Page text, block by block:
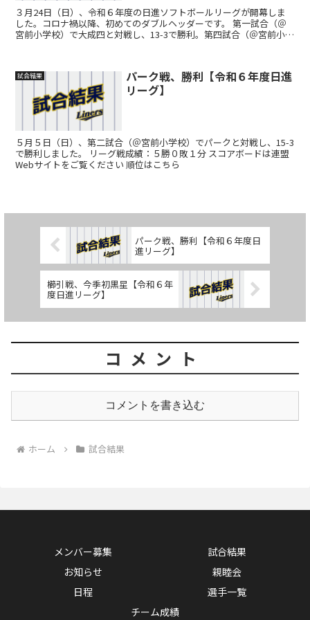
３月24日（日）、令和６年度の日進ソフトボールリーグが開幕しま
した。コロナ禍以降、初めてのダブルヘッダーです。 第一試合（＠
宮前小学校）で大成四と対戦し、13-3で勝利。第四試合（＠宮前小学
試合結果
パーク戦、勝利【令和６年度日進
リーグ】
５月５日（日）、第二試合（＠宮前小学校）でパークと対戦し、15-3
で勝利しました。 リーグ戦成績：５勝０敗１分 スコアボードは連盟
Webサイトをご覧ください 順位はこちら
パーク戦、勝利【令和６年度日
進リーグ】
櫛引戦、今季初黒星【令和６年
度日進リーグ】
コメント
コメントを書き込む
ホーム 試合結果
メンバー募集
試合結果
お知らせ
親睦会
日程
選手一覧
チーム成績